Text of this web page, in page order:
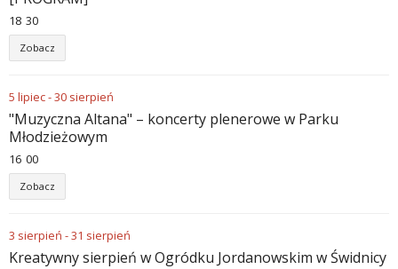
18 30
Zobacz
5 lipiec-30 sierpień
"Muzyczna Altana" – koncerty plenerowe w Parku
Młodzieżowym
16 00
Zobacz
3 sierpień -31 sierpień
Kreatywny sierpień w Ogródku Jordanowskim w Świdnicy